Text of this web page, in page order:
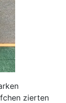
zierten